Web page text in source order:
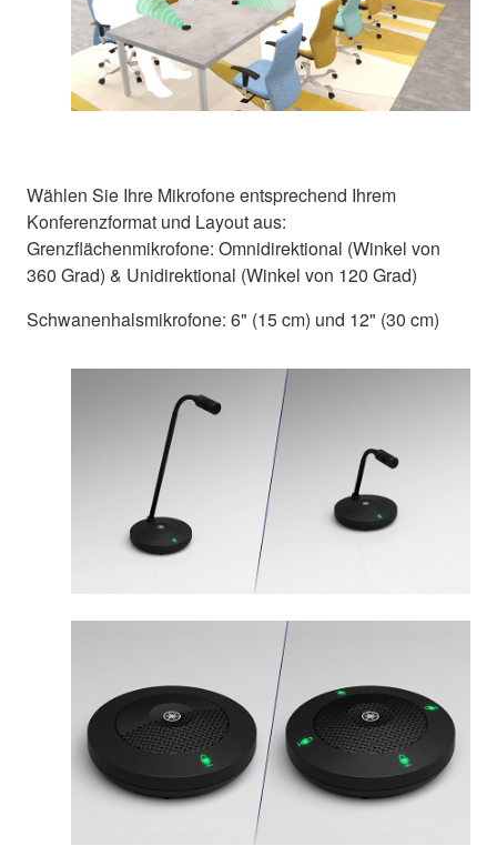
Wählen Sie Ihre Mikrofone entsprechend Ihrem
Konferenzformat und Layout aus:
Grenzflächenmikrofone: Omnidirektional (Winkel von
360 Grad) & Unidirektional (Winkel von 120 Grad)
Schwanenhalsmikrofone: 6" (15 cm) und 12" (30 cm)